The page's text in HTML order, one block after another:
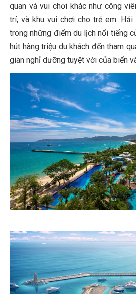
quan và vui chơi khác như công
trí, và khu vui chơi cho trẻ em.
trong những điểm du lịch nổi tiếng
hút hàng triệu du khách đến tham
gian nghỉ dưỡng tuyệt vời của biển